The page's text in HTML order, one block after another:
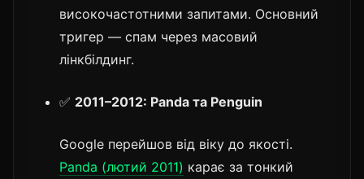
високочастотними запитами. Основний
тригер — спам через масовий
лінкбілдинг.
✅ 2011–2012: Panda та Penguin
Google перейшов від віку до якості.
Panda (лютий 2011) карає за тонкий